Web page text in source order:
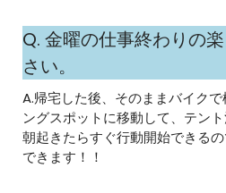
Q. 金曜の仕事終わりの
さい。
A.帰宅した後、そのままバイク
ングスポットに移動して、テント
朝起きたらすぐ行動開始できる
できます！！